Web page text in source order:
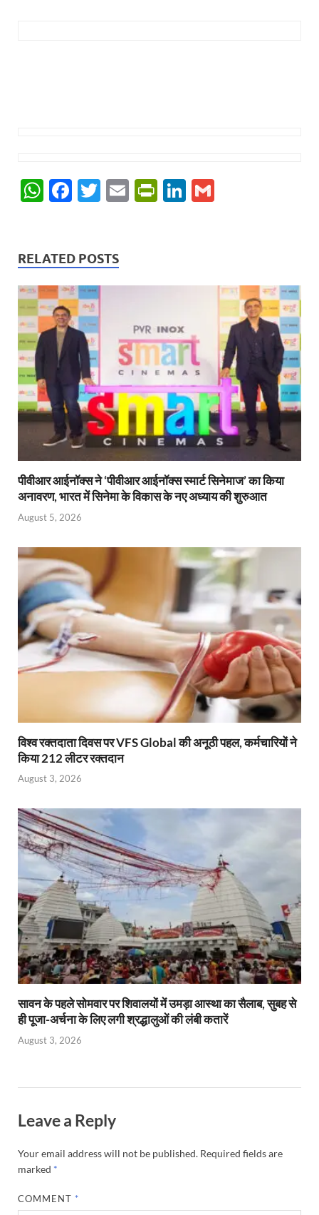
W
s
A
p
p
F
b
o
o
k
T
er
E
P
ie
dl
y
Li
dI
RELATED POSTS
पीवीआर आईनॉक्स ने ‘पीवीआर आईनॉक्स स्मार्ट सिनेमाज’ का किया
अनावरण, भारत में सिनेमा के विकास के नए अध्याय की शुरुआत
August 5, 2026
विश्व रक्तदाता दिवस पर VFS Global की अनूठी पहल, कर्मचारियों ने
किया 212 लीटर रक्तदान
August 3, 2026
सावन के पहले सोमवार पर शिवालयों में उमड़ा आस्था का सैलाब, सुबह से
ही पूजा-अर्चना के लिए लगी श्रद्धालुओं की लंबी कतारें
August 3, 2026
Leave a Reply
Your email address will not be published. Required fields are
marked *
COMMENT *